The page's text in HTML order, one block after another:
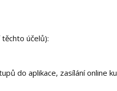
účelů):
do aplikace, zasílání online